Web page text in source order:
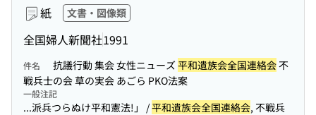
紙 文書・図像類
全国婦人新聞社1991
件名 抗議行動 集会 女性ニューズ平和遺族会全国連絡会不
戦兵士の会 草の実会 あごら PKO法案
一般注記
...派兵つらぬけ平和憲法!」 /平和遺族会全国連絡会, 不戦兵